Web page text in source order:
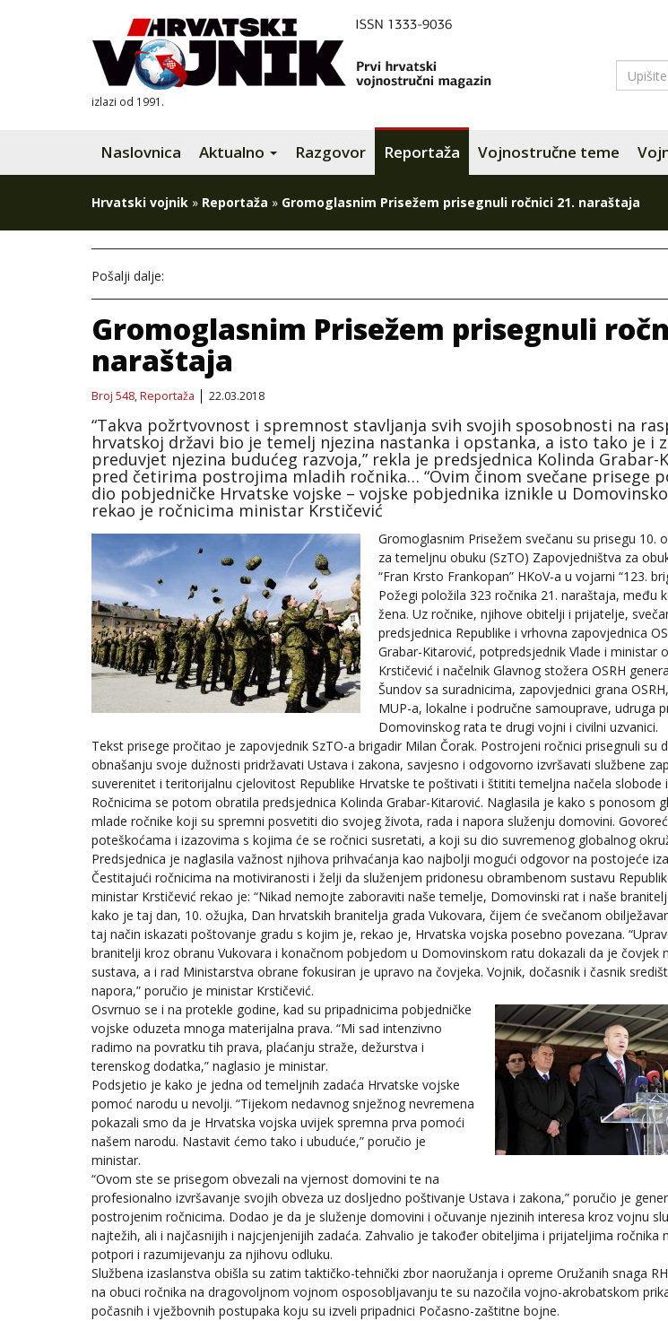
izlazi od 1991.
Naslovnica Aktualno Razgovor Reportaža Vojnostručne teme
Hrvatski vojnik » Reportaža » Gromoglasnim Prisežem prisegnuli ročnici 21. naraštaja
Pošalji dalje:
Gromoglasnim Prisežem prisegnuli
naraštaja
Broj 548,Reportaža 22.03.2018
“Takva požrtvovnost i spremnost stavljanja svih svojih sposobnosti na
hrvatskoj državi bio je temelj njezina nastanka i opstanka, a isto tako je i
preduvjet njezina budućeg razvoja,” rekla je predsjednica Kolinda Grabar-
pred četirima postrojima mladih ročnika… “Ovim činom svečane prisege
dio pobjedničke Hrvatske vojske – vojske pobjednika iznikle u
rekao je ročnicima ministar Krstičević
Gromoglasnim Prisežem svečanu su prisegu 10.
za temeljnu obuku (SzTO) Zapovjedništva za
“Fran Krsto Frankopan” HKoV-a u vojarni “123.
Požegi položila 323 ročnika 21. naraštaja, među
žena. Uz ročnike, njihove obitelji i prijatelje,
predsjednica Republike i vrhovna zapovjednica
Grabar-Kitarović, potpredsjednik Vlade i ministar
Krstičević i načelnik Glavnog stožera OSRH
Šundov sa suradnicima, zapovjednici grana
MUP-a, lokalne i područne samouprave, udruga
Domovinskog rata te drugi vojni i civilni uzvanici.
Tekst prisege pročitao je zapovjednik SzTO-a brigadir Milan Čorak. Postrojeni ročnici prisegnuli su
obnašanju svoje dužnosti pridržavati Ustava i zakona, savjesno i odgovorno izvršavati službene
suverenitet i teritorijalnu cjelovitost Republike Hrvatske te poštivati i štititi temeljna načela slobode
Ročnicima se potom obratila predsjednica Kolinda Grabar-Kitarović. Naglasila je kako s ponosom
mlade ročnike koji su spremni posvetiti dio svojeg života, rada i napora služenju domovini.
poteškoćama i izazovima s kojima će se ročnici susretati, a koji su dio suvremenog globalnog
Predsjednica je naglasila važnost njihova prihvaćanja kao najbolji mogući odgovor na postojeće
Čestitajući ročnicima na motiviranosti i želji da služenjem pridonesu obrambenom sustavu
ministar Krstičević rekao je: “Nikad nemojte zaboraviti naše temelje, Domovinski rat i naše
kako je taj dan, 10. ožujka, Dan hrvatskih branitelja grada Vukovara, čijem će svečanom
taj način iskazati poštovanje gradu s kojim je, rekao je, Hrvatska vojska posebno povezana.
branitelji kroz obranu Vukovara i konačnom pobjedom u Domovinskom ratu dokazali da je čovjek
sustava, a i rad Ministarstva obrane fokusiran je upravo na čovjeka. Vojnik, dočasnik i časnik
napora,” poručio je ministar Krstičević.
Osvrnuo se i na protekle godine, kad su pripadnicima pobjedničke
vojske oduzeta mnoga materijalna prava. “Mi sad intenzivno
radimo na povratku tih prava, plaćanju straže, dežurstva i
terenskog dodatka,” naglasio je ministar.
Podsjetio je kako je jedna od temeljnih zadaća Hrvatske vojske
pomoć narodu u nevolji. “Tijekom nedavnog snježnog nevremena
pokazali smo da je Hrvatska vojska uvijek spremna prva pomoći
našem narodu. Nastavit ćemo tako i ubuduće,” poručio je
ministar.
“Ovom ste se prisegom obvezali na vjernost domovini te na
profesionalno izvršavanje svojih obveza uz dosljedno poštivanje Ustava i zakona,” poručio je
postrojenim ročnicima. Dodao je da je služenje domovini i očuvanje njezinih interesa kroz vojnu
najtežih, ali i najčasnijih i najcjenjenijih zadaća. Zahvalio je također obiteljima i prijateljima ročnika
potpori i razumijevanju za njihovu odluku.
Službena izaslanstva obišla su zatim taktičko-tehnički zbor naoružanja i opreme Oružanih snaga
na obuci ročnika na dragovoljnom vojnom osposobljavanju te su nazočila vojno-akrobatskom
počasnih i vježbovnih postupaka koju su izveli pripadnici Počasno-zaštitne bojne.